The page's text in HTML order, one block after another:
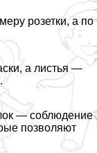
розетки, а по
а листья —
— соблюдение
позволя­ют